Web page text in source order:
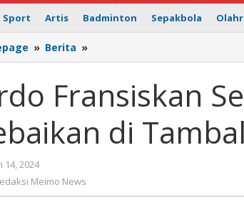
Sport Artis Badminton Sepakbola
» Berita »
Fransiskan
Berbagi
Kebaikan
Tambala
Fransiskan
di
14, 2024
Redaksi
Meimo News